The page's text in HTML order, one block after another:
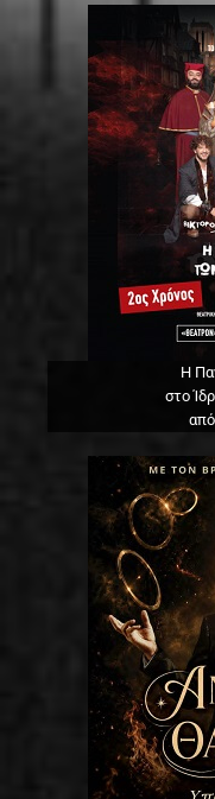
Η
στο